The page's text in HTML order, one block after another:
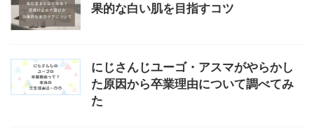
果的な白い肌を目指すコツ
にじさんじユーゴ・アスマがやらかし
た原因から卒業理由について調べてみ
た